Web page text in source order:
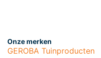
Onze merken
GEROBA Tuinproducten